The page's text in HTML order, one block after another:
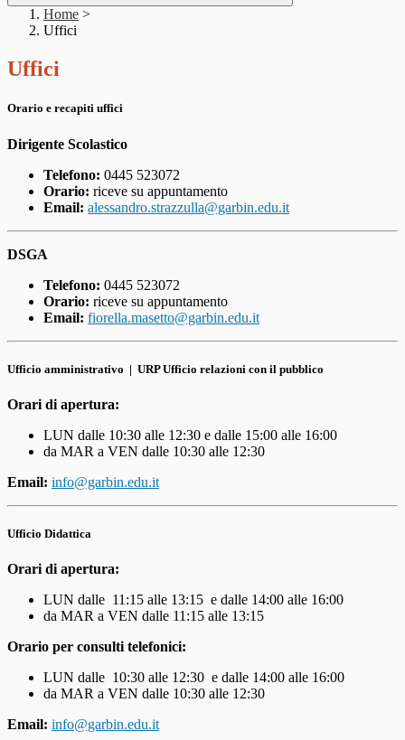
Home >
Uffici
Uffici
Orario e recapiti uffici
Dirigente Scolastico
Telefono: 0445 523072
Orario: riceve su appuntamento
Email: alessandro.strazzulla@garbin.edu.it
DSGA
Telefono: 0445 523072
Orario: riceve su appuntamento
Email: fiorella.masetto@garbin.edu.it
Ufficio amministrativo | URP Ufficio relazioni con il pubblico
Orari di apertura:
LUN dalle 10:30 alle 12:30 e dalle 15:00 alle 16:00
da MAR a VEN dalle 10:30 alle 12:30
Email: info@garbin.edu.it
Ufficio Didattica
Orari di apertura:
LUN dalle 11:15 alle 13:15 e dalle 14:00 alle 16:00
da MAR a VEN dalle 11:15 alle 13:15
Orario per consulti telefonici:
LUN dalle 10:30 alle 12:30 e dalle 14:00 alle 16:00
da MAR a VEN dalle 10:30 alle 12:30
Email: info@garbin.edu.it